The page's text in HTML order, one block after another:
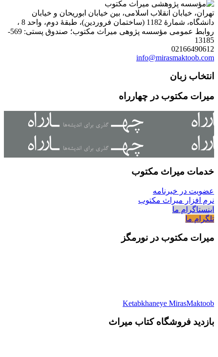
تهران، خیابان انقلاب اسلامی، بین خیابان ابوریحان و خیابان
دانشگاه، شمارۀ 1182 (ساختمان فروردین)، طبقۀ دوم، واحد 8 ،
روابط عمومی مؤسسه پژوهی میراث مکتوب؛ صندوق پستی: 569-
13185
02166490612
info@mirasmaktoob.com
انتخاب زبان
میرات مکتوب در چهارراه
خدمات میراث مکتوب
عضویت در خبرنامه
نرم افزار میراث مکتوب
اینستاگرام ما
تلگرام ما
میرات مکتوب در نورمگز
Ketabkhaneye MirasMaktoob
بازدید فروشگاه کتاب میراث